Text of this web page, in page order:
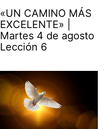
«UN CAMINO MÁS
EXCELENTE» |
Martes 4 de agosto
Lección 6